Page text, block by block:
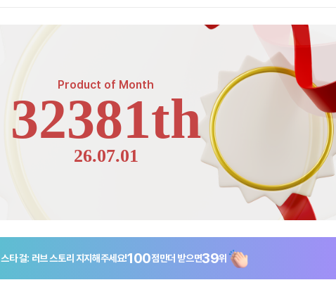
Product of Month
32381th
26.07.01
스타 걸: 러브 스토리 지지해주세요!100점만더 받으면39위